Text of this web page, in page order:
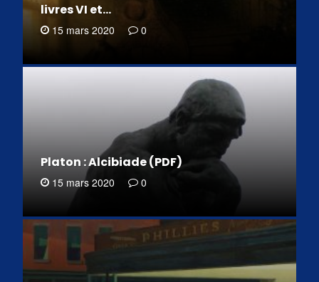
livres VI et…
15 mars 2020 0
Platon : Alcibiade (PDF)
15 mars 2020 0